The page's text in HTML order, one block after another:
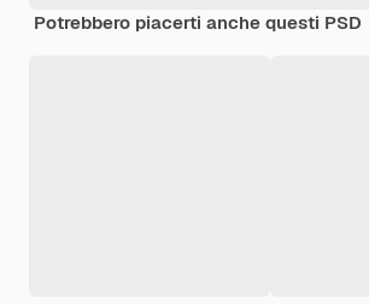
Potrebbero piacerti anche questi PSD